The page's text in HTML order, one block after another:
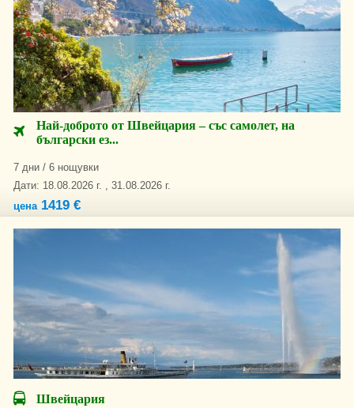
Най-доброто от Швейцария – със самолет, на
български ез...
7 дни / 6 нощувки
Дати: 18.08.2026 г. , 31.08.2026 г.
цена1419 €
Швейцария